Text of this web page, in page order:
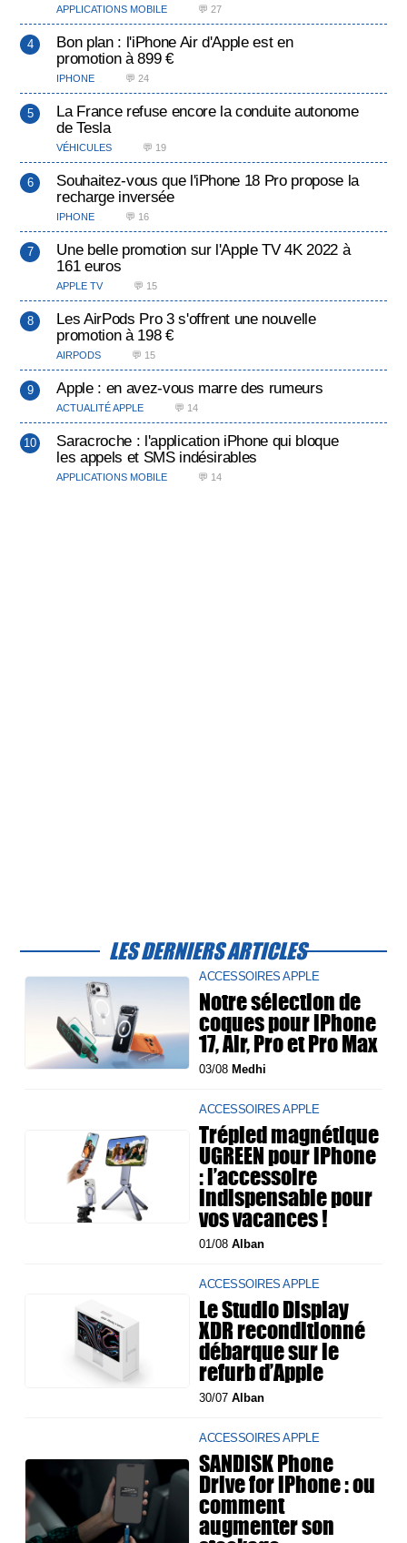
APPLICATIONS MOBILE 💬 27
Bon plan : l'iPhone Air d'Apple est en
promotion à 899 €
IPHONE 💬 24
La France refuse encore la conduite autonome
de Tesla
VÉHICULES 💬 19
Souhaitez-vous que l'iPhone 18 Pro propose la
recharge inversée
IPHONE 💬 16
Une belle promotion sur l'Apple TV 4K 2022 à
161 euros
APPLE TV 💬 15
Les AirPods Pro 3 s'offrent une nouvelle
promotion à 198 €
AIRPODS 💬 15
Apple : en avez-vous marre des rumeurs
ACTUALITÉ APPLE 💬 14
Saracroche : l'application iPhone qui bloque
les appels et SMS indésirables
APPLICATIONS MOBILE 💬 14
LES DERNIERS ARTICLES
ACCESSOIRES APPLE
Notre sélection de
coques pour iPhone
17, Air, Pro et Pro Max
03/08 Medhi
ACCESSOIRES APPLE
Trépied magnétique
UGREEN pour iPhone
: l’accessoire
indispensable pour
vos vacances !
01/08Alban
ACCESSOIRES APPLE
Le Studio Display
XDR reconditionné
débarque sur le
refurb d’Apple
30/07Alban
ACCESSOIRES APPLE
SANDISK Phone
Drive for iPhone : ou
comment
augmenter son